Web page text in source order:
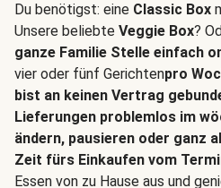
Du benötigst: eine Classic Box
Unsere beliebte Veggie Box?
ganze Familie Stelle einfach
vier oder fünf Gerichtenpro
bist an keinen Vertrag
Lieferungen problemlos im
ändern, pausieren oder ganz
Zeit fürs Einkaufen vom
Essen von zu Hause aus und